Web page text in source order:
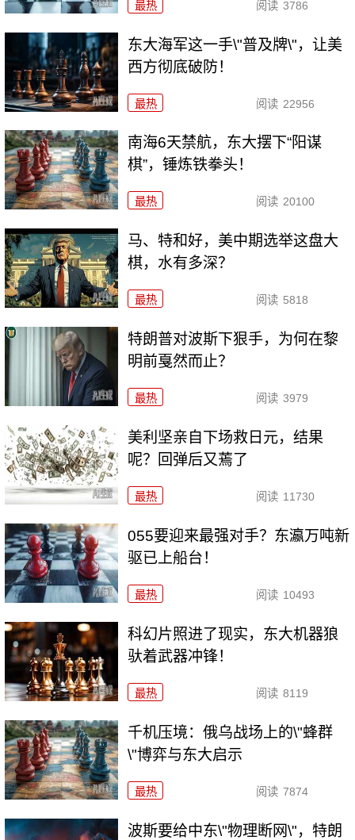
最热 阅读 3786
东大海军这一手\"普及牌\"，让美
西方彻底破防！
最热 阅读 22956
南海6天禁航，东大摆下“阳谋
棋”，锤炼铁拳头！
最热 阅读 20100
马、特和好，美中期选举这盘大
棋，水有多深？
最热 阅读 5818
特朗普对波斯下狠手，为何在黎
明前戛然而止？
最热 阅读 3979
美利坚亲自下场救日元，结果
呢？回弹后又蔫了
最热 阅读 11730
055要迎来最强对手？东瀛万吨新
驱已上船台！
最热 阅读 10493
科幻片照进了现实，东大机器狼
驮着武器冲锋！
最热 阅读 8119
千机压境：俄乌战场上的\"蜂群
\"博弈与东大启示
最热 阅读 7874
波斯要给中东\"物理断网\"，特朗